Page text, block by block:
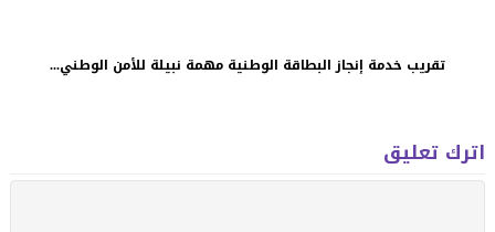
تقريب خدمة إنجاز البطاقة الوطنية مهمة نبيلة للأمن الوطني...
اترك تعليق